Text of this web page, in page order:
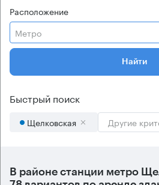
Расположение
Метро
Найти
Быстрый поиск
Щелковская Другие
В районе станции метро